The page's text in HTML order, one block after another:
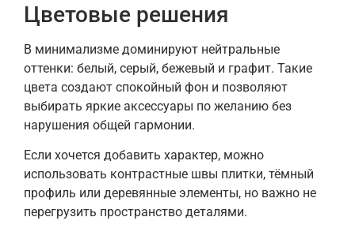
Цветовые решения
В минимализме доминируют нейтральные
оттенки: белый, серый, бежевый и графит. Такие
цвета создают спокойный фон и позволяют
выбирать яркие аксессуары по желанию без
нарушения общей гармонии.
Если хочется добавить характер, можно
использовать контрастные швы плитки, тёмный
профиль или деревянные элементы, но важно не
перегрузить пространство деталями.